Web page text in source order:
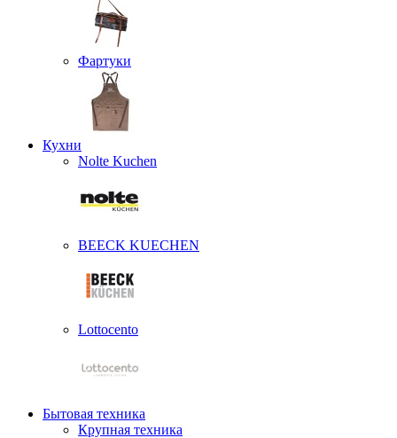
Фартуки
Кухни
Nolte Kuchen
BEECK KUECHEN
Lottocento
Бытовая техника
Крупная техника